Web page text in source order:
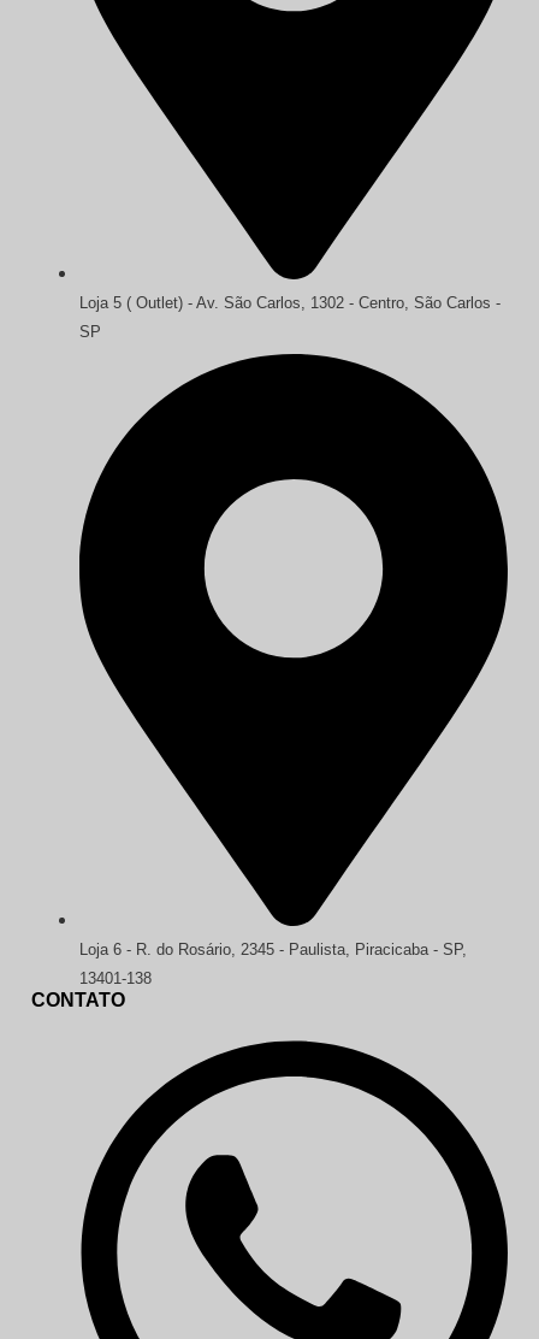
Loja 5 ( Outlet) - Av. São Carlos, 1302 - Centro, São Carlos -
SP
Loja 6 - R. do Rosário, 2345 - Paulista, Piracicaba - SP,
13401-138
CONTATO